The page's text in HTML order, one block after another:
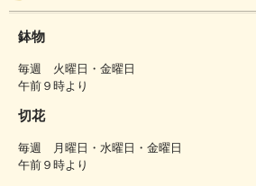
鉢物
毎週 火曜日・金曜日
午前９時より
切花
毎週 月曜日・水曜日・金曜日
午前９時より